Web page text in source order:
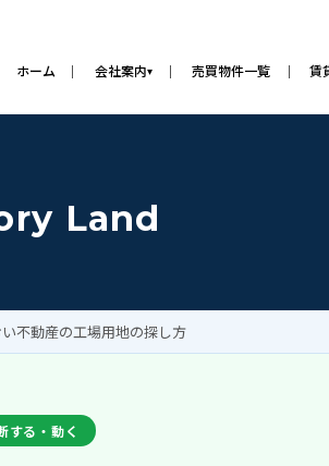
ホーム 会社案内▾ 売買物件一覧 賃
Land
不動産の工場用地の探し方
する・動く